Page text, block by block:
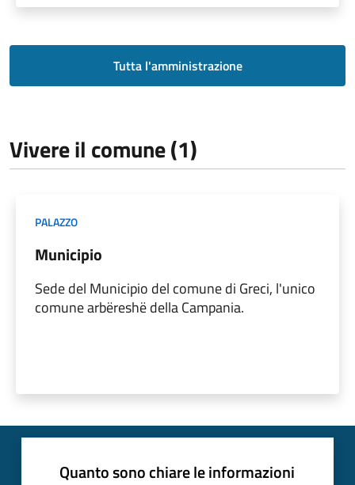
Tutta l'amministrazione
Vivere il comune (1)
PALAZZO
Municipio
Sede del Municipio del comune di Greci, l'unico
comune arbëreshë della Campania.
Quanto sono chiare le informazioni